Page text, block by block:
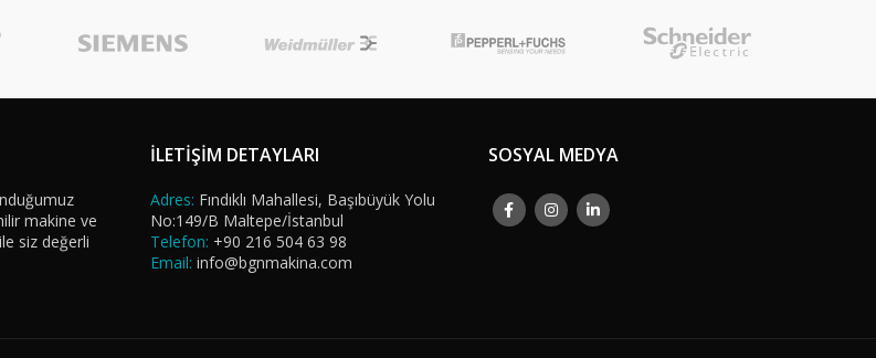
makine ve
siz değerli
İLETİŞİM DETAYLARI
Adres: Fındıklı Mahallesi, Başıbüyük Yolu
No:149/B Maltepe/İstanbul
Telefon: +90 216 504 63 98
Email: info@bgnmakina.com
SOSYAL MEDYA